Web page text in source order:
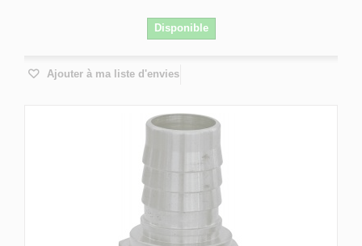
Disponible
Ajouter à ma liste d'envies